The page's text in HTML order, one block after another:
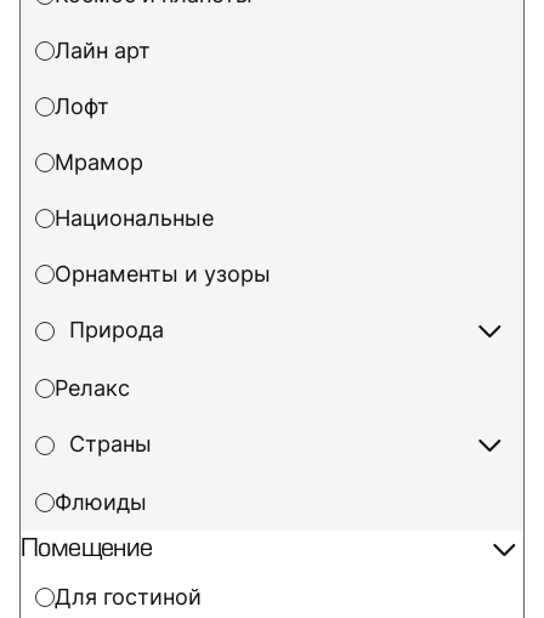
Помещение
Для гостиной
Лайн арт
Лофт
Мрамор
Национальные
Орнаменты и узоры
Природа
Релакс
Страны
Флюиды